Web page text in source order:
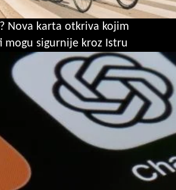
Nova karta otkriva kojim
mogu sigurnije kroz Istru